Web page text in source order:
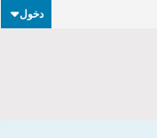
دخول